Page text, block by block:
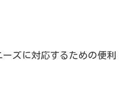
ズに対応するための便利